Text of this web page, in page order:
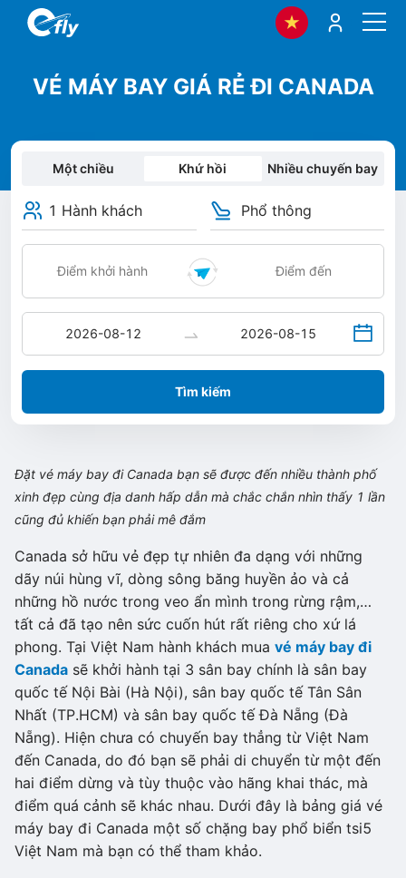
VÉ MÁY BAY GIÁ RẺ ĐI CANADA
Một chiều Khứ hồi Nhiều chuyến bay
1 Hành khách Phổ thông
Tìm kiếm
Đặt vé máy bay đi Canada bạn sẽ được đến nhiều thành phố
xinh đẹp cùng địa danh hấp dẫn mà chắc chắn nhìn thấy 1 lần
cũng đủ khiến bạn phải mê đắm
Canada sở hữu vẻ đẹp tự nhiên đa dạng với những
dãy núi hùng vĩ, dòng sông băng huyền ảo và cả
những hồ nước trong veo ẩn mình trong rừng rậm,…
tất cả đã tạo nên sức cuốn hút rất riêng cho xứ lá
phong. Tại Việt Nam hành khách mua vé máy bay đi
Canada sẽ khởi hành tại 3 sân bay chính là sân bay
quốc tế Nội Bài (Hà Nội), sân bay quốc tế Tân Sân
Nhất (TP.HCM) và sân bay quốc tế Đà Nẵng (Đà
Nẵng). Hiện chưa có chuyến bay thẳng từ Việt Nam
đến Canada, do đó bạn sẽ phải di chuyển từ một đến
hai điểm dừng và tùy thuộc vào hãng khai thác, mà
điểm quá cảnh sẽ khác nhau. Dưới đây là bảng giá vé
máy bay đi Canada một số chặng bay phổ biển tsi5
Việt Nam mà bạn có thể tham khảo.